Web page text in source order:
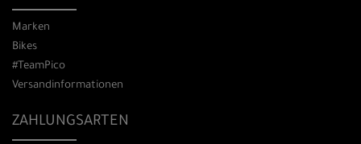
Marken
Bikes
#TeamPico
Versandinformationen
ZAHLUNGSARTEN